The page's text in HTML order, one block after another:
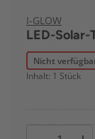
I-GLOW
LED-
Nicht
Inhalt: 1 Stück